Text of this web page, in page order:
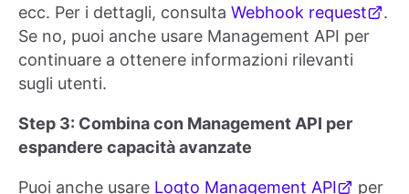
ecc. Per i dettagli, consulta Webhook request
.
Se no, puoi anche usare Management API per
continuare a ottenere informazioni rilevanti
sugli utenti.
Step 3: Combina con Management API per
espandere capacità avanzate
Puoi anche usare Logto Management API
per